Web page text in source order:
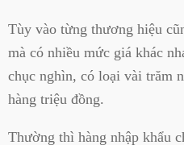
Tùy vào từng thương hiệu
mà có nhiều mức giá khác
chục nghìn, có loại vài trăm
hàng triệu đồng.
Thường thì hàng nhập khẩu